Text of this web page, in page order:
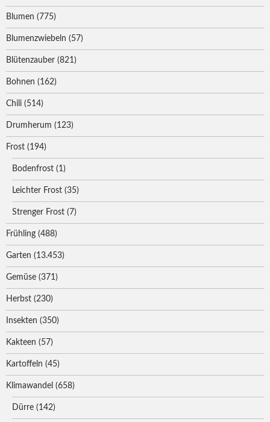
Blumen (775)
Blumenzwiebeln (57)
Blütenzauber (821)
Bohnen (162)
Chili (514)
Drumherum (123)
Frost (194)
Bodenfrost (1)
Leichter Frost (35)
Strenger Frost (7)
Frühling (488)
Garten (13.453)
Gemüse (371)
Herbst (230)
Insekten (350)
Kakteen (57)
Kartoffeln (45)
Klimawandel (658)
Dürre (142)